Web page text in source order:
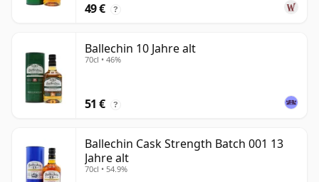
49 € ?
Ballechin 10 Jahre alt
70cl • 46%
51 € ?
Ballechin Cask Strength Batch 001 13
Jahre alt
70cl • 54.9%